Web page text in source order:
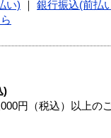
い) 銀行振込(前払
)
円（税込）以上の